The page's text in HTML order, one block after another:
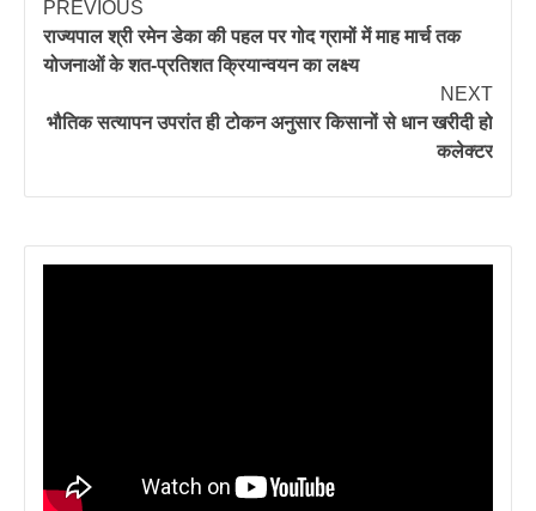
PREVIOUS
राज्यपाल श्री रमेन डेका की पहल पर गोद ग्रामों में माह मार्च तक
योजनाओं के शत-प्रतिशत क्रियान्वयन का लक्ष्य
NEXT
भौतिक सत्यापन उपरांत ही टोकन अनुसार किसानों से धान खरीदी हो
कलेक्टर